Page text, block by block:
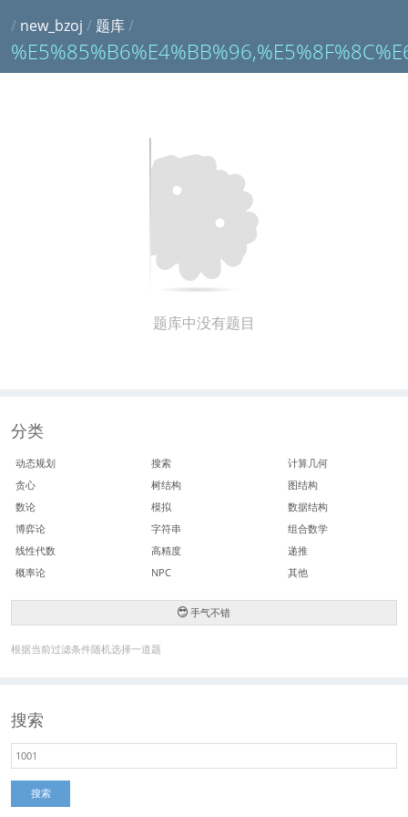
/ new_bzoj / 题库/
题库中没有题目
分类
动态规划 搜索
计算几何
贪心
树结构
图结构
数论
模拟
数据结构
博弈论
字符串
组合数学
线性代数
高精度
递推
概率论
NPC 其他
手气不错
根据当前过滤条件随机选择一道题
搜索
搜索